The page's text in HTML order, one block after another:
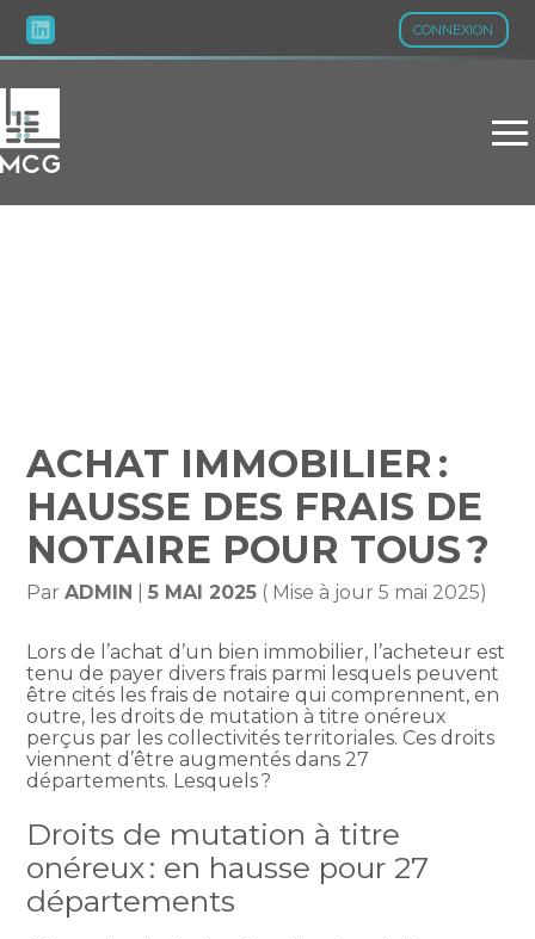
CONNEXION
Aller
au
ACHAT IMMOBILIER :
HAUSSE DES FRAIS DE
NOTAIRE POUR TOUS ?
ParADMIN |5 MAI 2025 ( Mise à jour 5 mai 2025)
Lors de l’achat d’un bien immobilier, l’acheteur est
tenu de payer divers frais parmi lesquels peuvent
être cités les frais de notaire qui comprennent, en
outre, les droits de mutation à titre onéreux
perçus par les collectivités territoriales. Ces droits
viennent d’être augmentés dans 27
départements. Lesquels ?
Droits de mutation à titre
onéreux : en hausse pour 27
départements